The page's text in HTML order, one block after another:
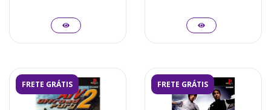
FRETE GRÁTIS FRETE GRÁTIS